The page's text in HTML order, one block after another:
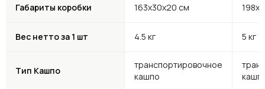
Габариты коробки 163х30х20 см
Вес нетто за 1 шт 4.5 кг 5 кг
Тип Кашпо
транспортировочное
кашпо